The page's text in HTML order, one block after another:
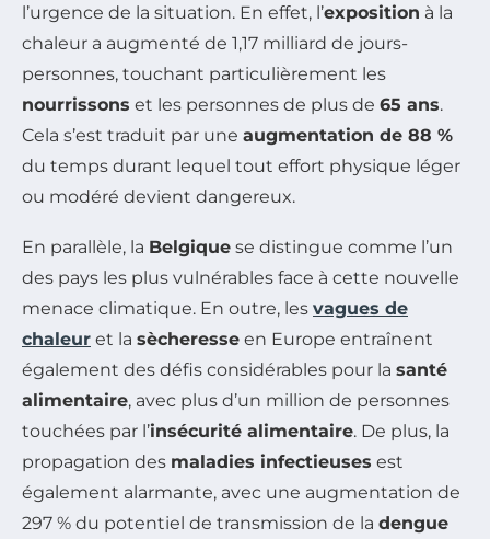
l’urgence de la situation. En effet, l’exposition à la
chaleur a augmenté de 1,17 milliard de jours-
personnes, touchant particulièrement les
nourrissons et les personnes de plus de 65 ans.
Cela s’est traduit par une augmentation de 88 %
du temps durant lequel tout effort physique léger
ou modéré devient dangereux.
En parallèle, la Belgique se distingue comme l’un
des pays les plus vulnérables face à cette nouvelle
menace climatique. En outre, les vagues de
chaleur et la sècheresse en Europe entraînent
également des défis considérables pour la santé
alimentaire, avec plus d’un million de personnes
touchées par l’insécurité alimentaire. De plus, la
propagation des maladies infectieuses est
également alarmante, avec une augmentation de
297 % du potentiel de transmission de la dengue